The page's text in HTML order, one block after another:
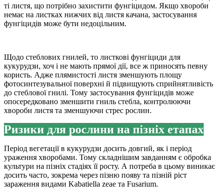
ті листя, що потрібно захистити фунгіцидом. Якщо хвороби
немає на листках нижчих від листя качана, застосування
фунгіцидів може бути недоцільним.
Щодо стеблових гнилей, то листкові фунгіциди для
кукурудзи, хоч і не мають прямої дії, все ж приносять певну
користь. Адже плямистості листя зменшують площу
фотосинтезувальної поверхні й підвищують сприйнятливість
до стеблової гнилі. Тому застосування фунгіцидів може
опосередковано зменшити гниль стебла, контролюючи
хвороби листя та зменшуючи стрес рослин.
Ризики для рослини на пізніх етапах
Період вегетації в кукурудзи досить довгий, як і період
ураження хворобами. Тому складнішим завданням є обробка
культури на пізніх стадіях її росту. А потреба в цьому виникає
досить часто, зокрема через пізню появу та пізній ріст
зараження видами Kabatiella zeae та Fusarium.